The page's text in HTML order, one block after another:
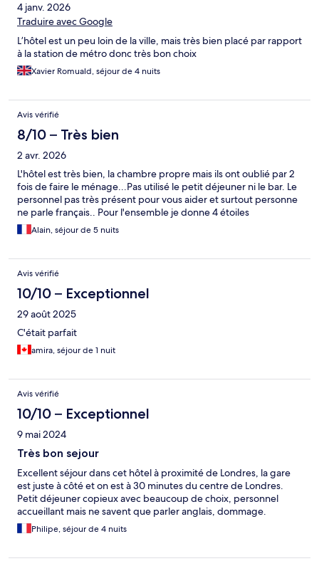
4 janv. 2026
Traduire avec Google
L’hôtel est un peu loin de la ville, mais très bien placé par rapport
à la station de métro donc très bon choix
Xavier Romuald, séjour de 4 nuits
Avis vérifié
8/10 – Très bien
2 avr. 2026
L'hôtel est très bien, la chambre propre mais ils ont oublié par 2
fois de faire le ménage...Pas utilisé le petit déjeuner ni le bar. Le
personnel pas très présent pour vous aider et surtout personne
ne parle français.. Pour l'ensemble je donne 4 étoiles
Alain, séjour de 5 nuits
Avis vérifié
10/10 – Exceptionnel
29 août 2025
C'était parfait
amira, séjour de 1 nuit
Avis vérifié
10/10 – Exceptionnel
9 mai 2024
Très bon sejour
Excellent séjour dans cet hôtel à proximité de Londres, la gare
est juste à côté et on est à 30 minutes du centre de Londres.
Petit déjeuner copieux avec beaucoup de choix, personnel
accueillant mais ne savent que parler anglais, dommage.
Philipe, séjour de 4 nuits